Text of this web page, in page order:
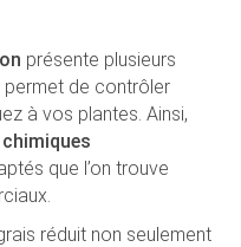
présente plusieurs
permet de contrôler
à vos plantes. Ainsi,
que l’on trouve
réduit non seulement